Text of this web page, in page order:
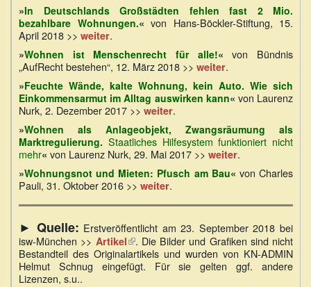
»In Deutschlands Großstädten fehlen fast 2 Mio.
bezahlbare Wohnungen.« von Hans-Böckler-Stiftung, 15.
April 2018 >> weiter.
»Wohnen ist Menschenrecht für alle!« von Bündnis
„AufRecht bestehen“, 12. März 2018 >> weiter.
»Feuchte Wände, kalte Wohnung, kein Auto. Wie sich
Einkommensarmut im Alltag auswirken kann« von Laurenz
Nurk, 2. Dezember 2017 >> weiter.
»Wohnen als Anlageobjekt, Zwangsräumung als
Marktregulierung. Staatliches Hilfesystem funktioniert nicht
mehr« von Laurenz Nurk, 29. Mai 2017 >> weiter.
»Wohnungsnot und Mieten: Pfusch am Bau« von Charles
Pauli, 31. Oktober 2016 >> weiter.
► Quelle: Erstveröffentlicht am 23. September 2018 bei
isw-München >> Artikel(Link
ist
extern)
. Die Bilder und Grafiken sind nicht
Bestandteil des Originalartikels und wurden von KN-ADMIN
Helmut Schnug eingefügt. Für sie gelten ggf. andere
Lizenzen, s.u..